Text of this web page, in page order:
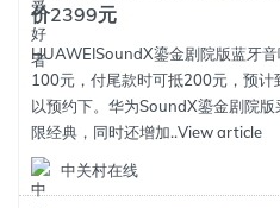
价2399元
HUAWEISoundX鎏金剧院版蓝牙
100元，付尾款时可抵200元，预
以预约下。华为SoundX鎏金剧院
限经典，同时还增加..View article
中关村在线